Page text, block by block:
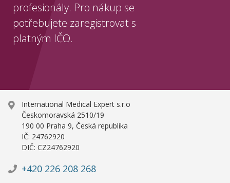
profesionály. Pro nákup se
potřebujete zaregistrovat s
platným IČO.
International Medical Expert s.r.o
Českomoravská 2510/19
190 00 Praha 9, Česká republika
IČ: 24762920
DIČ: CZ24762920
+420 226 208 268